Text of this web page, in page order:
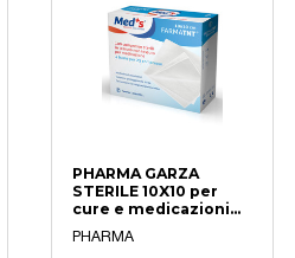
PHARMA GARZA
STERILE 10X10 per
cure e medicazioni
Bende 3G Shop
PHARMA